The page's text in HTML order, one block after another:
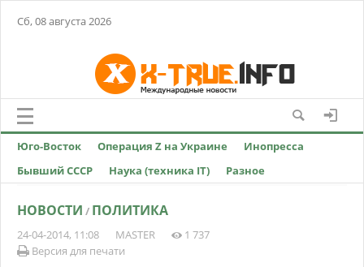
Сб, 08 августа 2026
Юго-Восток Операция Z на Украине
Инопресса
Бывший СССР
Наука (техника IT) Разное
НОВОСТИ / ПОЛИТИКА
24-04-2014, 11:08 MASTER
1 737
Версия для печати